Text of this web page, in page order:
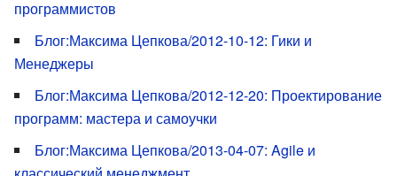
программистов
Блог:Максима Цепкова/2012-10-12: Гики и
Менеджеры
Блог:Максима Цепкова/2012-12-20: Проектирование
программ: мастера и самоучки
Блог:Максима Цепкова/2013-04-07: Agile и